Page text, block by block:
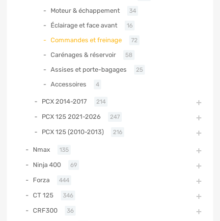
Moteur & échappement 34
Éclairage et face avant 16
Commandes et freinage 72
Carénages & réservoir 58
Assises et porte-bagages 25
Accessoires 4
PCX 2014-2017 214
PCX 125 2021-2026 247
PCX 125 (2010-2013) 216
Nmax 135
Ninja 400 69
Forza 444
CT 125 346
CRF300 36